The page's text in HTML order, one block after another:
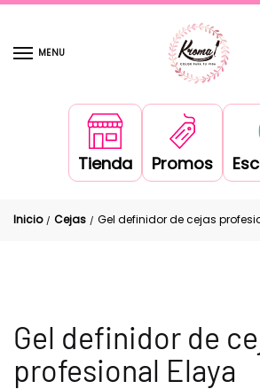
MENU
Tienda Promos
Inicio / Cejas / Gel definidor de cejas
Gel definidor de
profesional Elaya